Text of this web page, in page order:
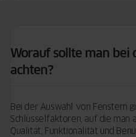
Worauf sollte man bei
achten?
Bei der Auswahl von Fenstern
Schlüsselfaktoren, auf die man
Qualität, Funktionalität und